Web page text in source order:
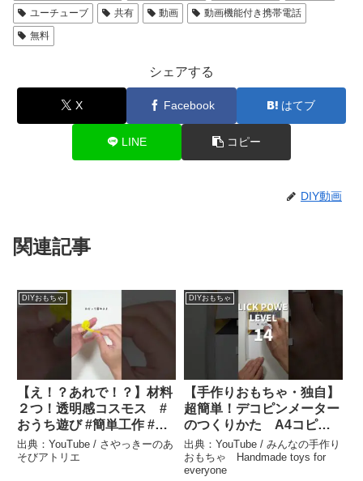
ユーチューブ
共有 動画
動画機能付き携帯電話
無料
シェアする
X Facebook はてブ
LINE コピー
DIY動画
関連記事
DIYおもちゃ
【え！？あれで！？】材料
２つ！透明感コスモス #
おうち遊び #簡単工作 #ハ
ンドメイド #手作りおもち
ゃ #diy #おうち時間 #子ど
出典：YouTube / さやっきーのあ
そびアトリエ
DIYおもちゃ
【手作りおもちゃ・独自】
超簡単！デコピンメーター
のつくりかた A4コピー
用紙１枚でできる！！#手
作りおもちゃ #工作 #簡
単 #仕掛け #知育玩具
出典：YouTube / みんなの手作り
おもちゃ Handmade toys for
everyone